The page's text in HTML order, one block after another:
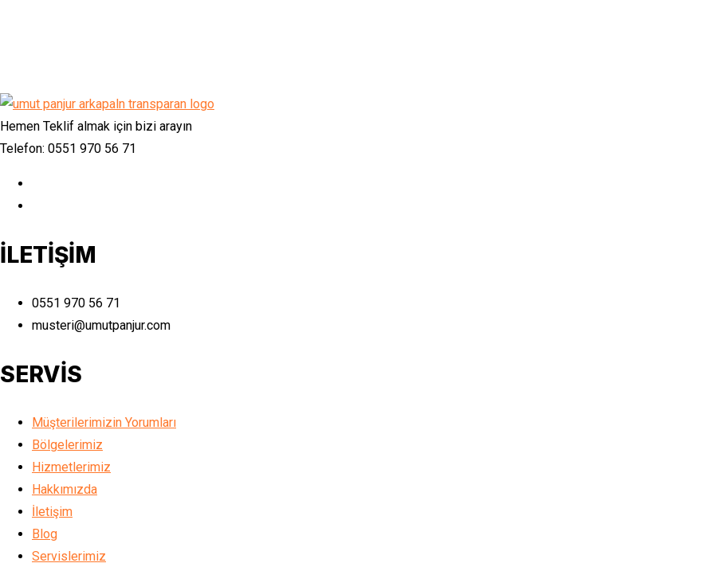
Hemen Teklif almak için bizi arayın
Telefon: 0551 970 56 71
İLETİŞİM
0551 970 56 71
musteri@umutpanjur.com
SERVİS
Müşterilerimizin Yorumları
Bölgelerimiz
Hizmetlerimiz
Hakkımızda
İletişim
Blog
Servislerimiz